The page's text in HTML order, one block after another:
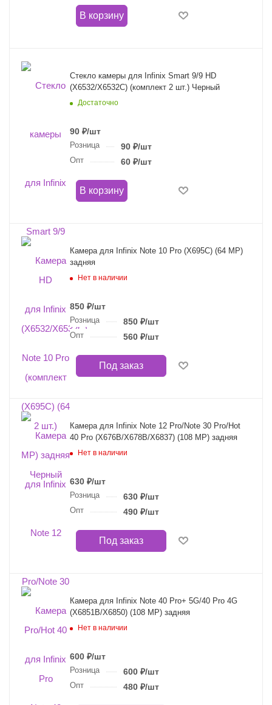
В корзину
Стекло камеры для Infinix Smart 9/9 HD
(X6532/X6532C) (комплект 2 шт.) Черный
Достаточно
90 ₽/шт
Розница 90₽/шт
Опт 60₽/шт
В корзину
Камера для Infinix Note 10 Pro (X695C) (64 MP)
задняя
Нет в наличии
850 ₽/шт
Розница 850₽/шт
Опт 560₽/шт
Под заказ
Камера для Infinix Note 12 Pro/Note 30 Pro/Hot
40 Pro (X676B/X678B/X6837) (108 MP) задняя
Нет в наличии
630 ₽/шт
Розница 630₽/шт
Опт 490₽/шт
Под заказ
Камера для Infinix Note 40 Pro+ 5G/40 Pro 4G
(X6851B/X6850) (108 MP) задняя
Нет в наличии
600 ₽/шт
Розница 600₽/шт
Опт 480₽/шт